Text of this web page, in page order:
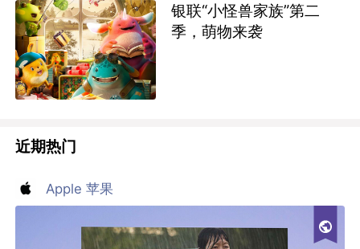
银联“小怪兽家族”第二
季，萌物来袭
近期热门
Apple 苹果